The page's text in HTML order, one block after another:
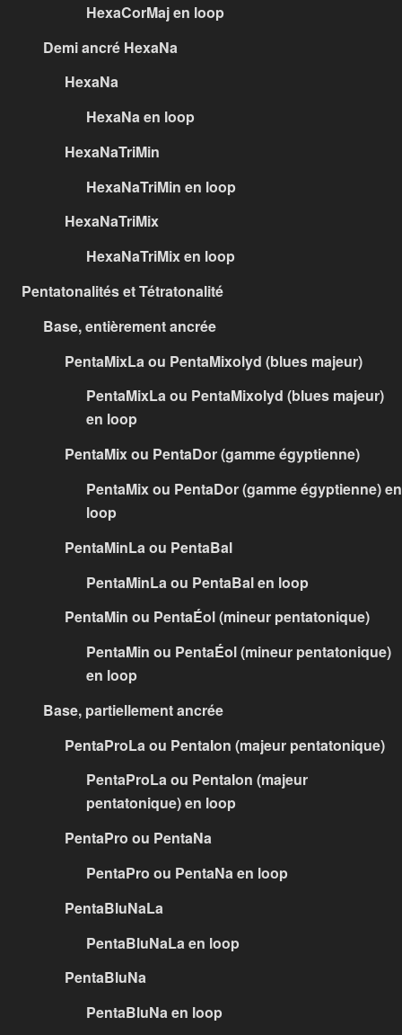
HexaCorMaj en loop
Demi ancré HexaNa
HexaNa
HexaNa en loop
HexaNaTriMin
HexaNaTriMin en loop
HexaNaTriMix
HexaNaTriMix en loop
Pentatonalités et Tétratonalité
Base, entièrement ancrée
PentaMixLa ou PentaMixolyd (blues majeur)
PentaMixLa ou PentaMixolyd (blues majeur)
en loop
PentaMix ou PentaDor (gamme égyptienne)
PentaMix ou PentaDor (gamme égyptienne) en
loop
PentaMinLa ou PentaBal
PentaMinLa ou PentaBal en loop
PentaMin ou PentaÉol (mineur pentatonique)
PentaMin ou PentaÉol (mineur pentatonique)
en loop
Base, partiellement ancrée
PentaProLa ou PentaIon (majeur pentatonique)
PentaProLa ou PentaIon (majeur
pentatonique) en loop
PentaPro ou PentaNa
PentaPro ou PentaNa en loop
PentaBluNaLa
PentaBluNaLa en loop
PentaBluNa
PentaBluNa en loop